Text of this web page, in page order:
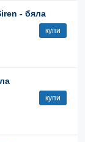
- бяла
купи
купи